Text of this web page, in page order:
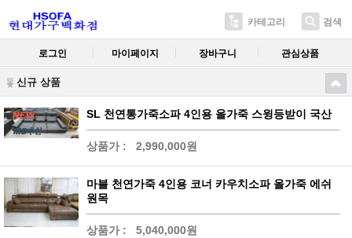
카테고리 검색
로그인 마이페이지 장바구니 관심상품
신규 상품
SL 천연통가죽소파 4인용 올가죽 스윙등받이 국산
상품가 : 2,990,000원
마블 천연가죽 4인용 코너 카우치소파 올가죽 에쉬
원목
상품가 : 5,040,000원